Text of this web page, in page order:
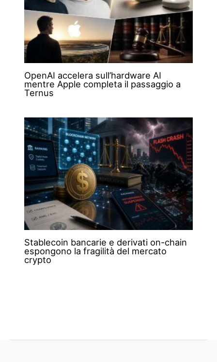
OpenAI accelera sull’hardware AI
mentre Apple completa il passaggio a
Ternus
Stablecoin bancarie e derivati on-chain
espongono la fragilità del mercato
crypto